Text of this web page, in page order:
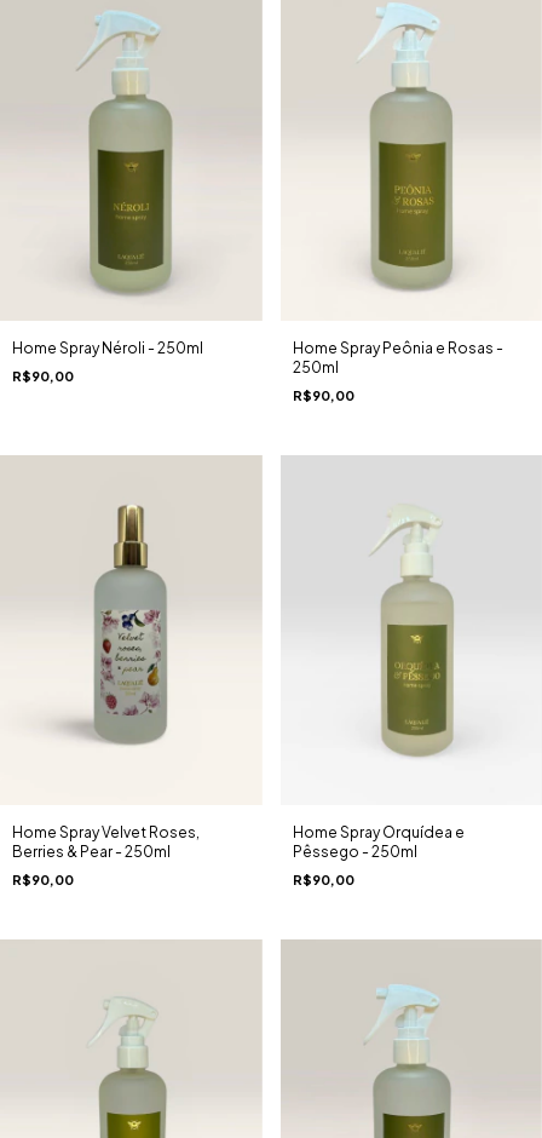
Home Spray Néroli - 250ml
R$90,00
Home Spray Peônia e Rosas -
250ml
R$90,00
Home Spray Velvet Roses,
Berries & Pear - 250ml
R$90,00
Home Spray Orquídea e
Pêssego - 250ml
R$90,00